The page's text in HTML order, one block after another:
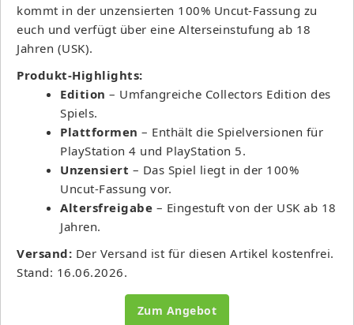
kommt in der unzensierten 100% Uncut-Fassung zu
euch und verfügt über eine Alterseinstufung ab 18
Jahren (USK).
Produkt-Highlights:
Edition – Umfangreiche Collectors Edition des
Spiels.
Plattformen – Enthält die Spielversionen für
PlayStation 4 und PlayStation 5.
Unzensiert – Das Spiel liegt in der 100%
Uncut-Fassung vor.
Altersfreigabe – Eingestuft von der USK ab 18
Jahren.
Versand: Der Versand ist für diesen Artikel kostenfrei.
Stand: 16.06.2026.
Zum Angebot